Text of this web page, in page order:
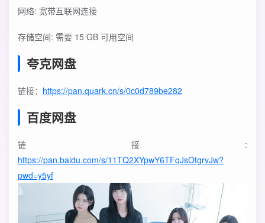
网络: 宽带互联网连接
存储空间: 需要 15 GB 可用空间
夸克网盘
链接： https://pan.quark.cn/s/0c0d789be282
百度网盘
链接:
https://pan.baidu.com/s/11TQ2XYpwY6TFqJsOtgrvJw?
pwd=y5yf